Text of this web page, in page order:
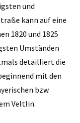
und
kann auf eine
1820 und 1825
Umständen
detailliert die
mit den
bzw.
Veltlin.